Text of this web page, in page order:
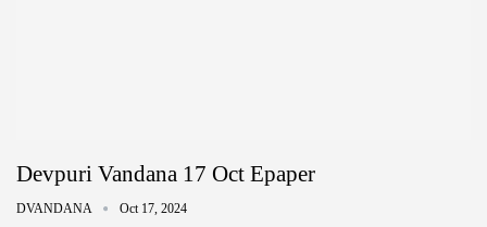
Devpuri Vandana 17 Oct Epaper
DVANDANA Oct 17, 2024